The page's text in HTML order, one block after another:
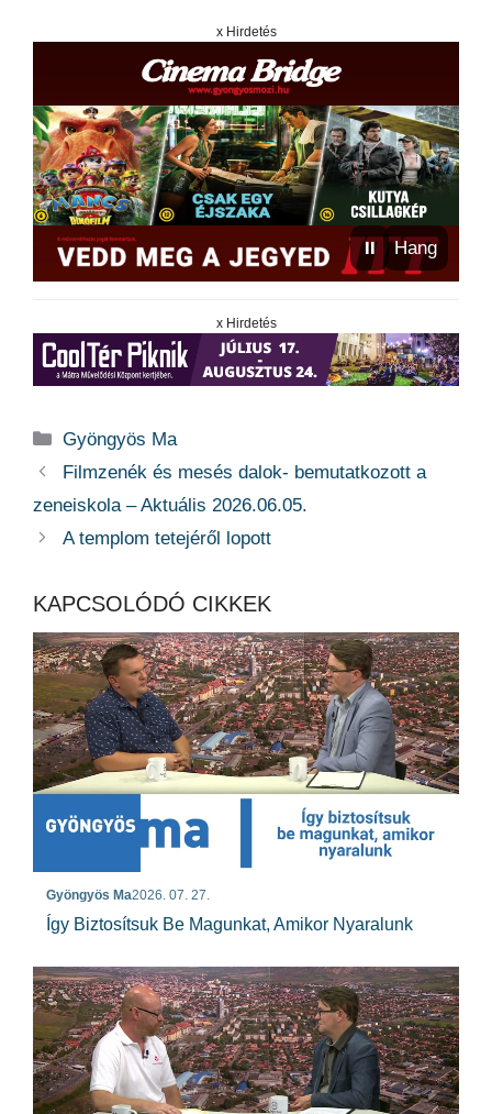
x Hirdetés
⏸ Hang
x Hirdetés
Kategória
Gyöngyös Ma
Filmzenék és mesés dalok- bemutatkozott a
zeneiskola – Aktuális 2026.06.05.
A templom tetejéről lopott
KAPCSOLÓDÓ CIKKEK
Gyöngyös Ma2026. 07. 27.
Így Biztosítsuk Be Magunkat, Amikor Nyaralunk